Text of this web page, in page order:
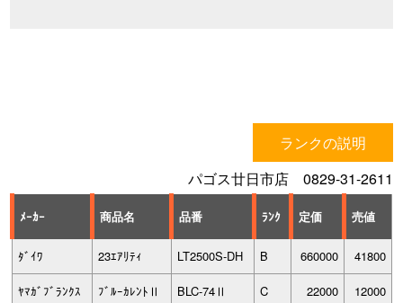
ランクの説明
パゴス廿日市店 0829-31-2611
ﾒｰｶｰ 商品名 品番 ﾗﾝｸ 定価 売値
ﾀﾞｲﾜ 23ｴｱﾘﾃｨ LT2500S-DH B 660000 41800
ﾔﾏｶﾞﾌﾞﾗﾝｸｽ ﾌﾞﾙｰｶﾚﾝﾄⅡ BLC-74Ⅱ C 22000 12000